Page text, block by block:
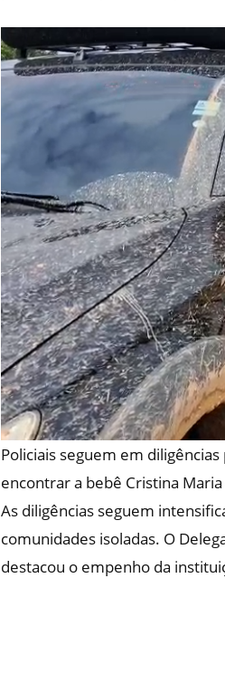
Policiais seguem em
encontrar a bebê Cristina
As diligências seguem
comunidades isoladas. O
destacou o empenho da